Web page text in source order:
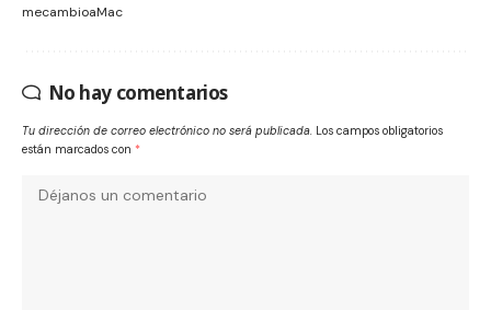
mecambioaMac
No hay comentarios
Tu dirección de correo electrónico no será publicada. Los campos obligatorios
están marcados con *